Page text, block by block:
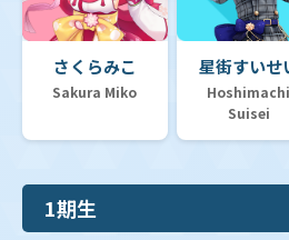
【hSD17】ライブスタートデ
【hSD16】ライブスタートデ
さくらみこ
Sakura Miko
星街すいせ
Hoshimachi
Suisei
1期生